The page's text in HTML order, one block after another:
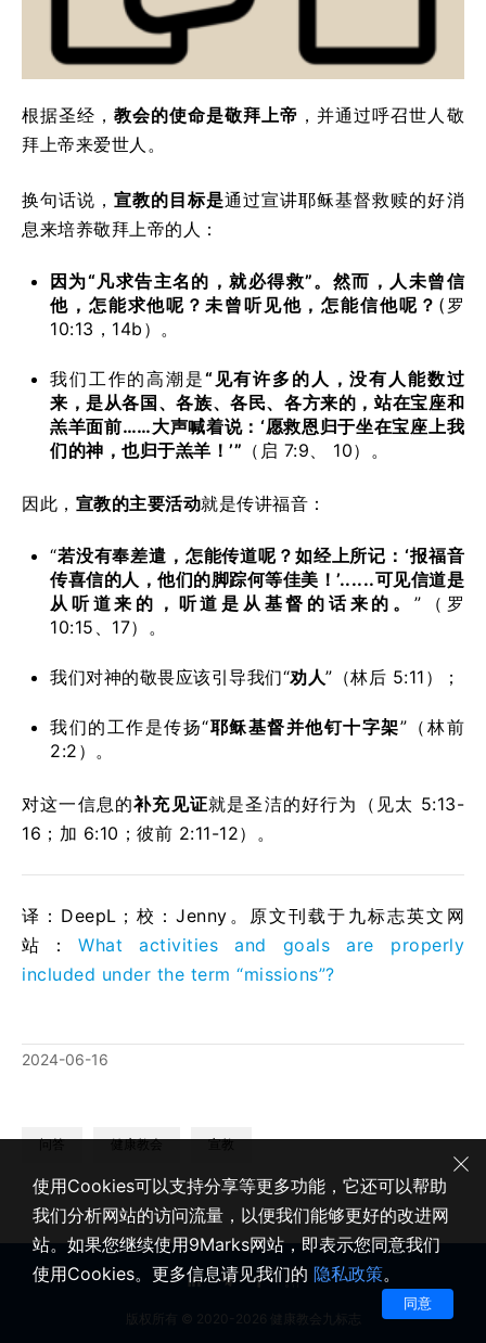
根据圣经，教会的使命是敬拜上帝 ，并通过呼召世人敬
拜上帝来爱世人。
换句话说，宣教的目标是通过宣讲耶稣基督救赎的好消
息来培养敬拜上帝的人：
因为“凡求告主名的，就必得救”。然而，人未曾信
他，怎能求他呢？未曾听见他，怎能信他呢？ (罗
10:13，14b）。
我们工作的高潮是“见有许多的人，没有人能数过
来，是从各国、各族、各民、各方来的，站在宝座和
羔羊面前……大声喊着说：‘愿救恩归于坐在宝座上我
们的神，也归于羔羊！’” （启 7:9、 10）。
因此， 宣教的主要活动就是传讲福音：
“若没有奉差遣，怎能传道呢？如经上所记：‘报福音
传喜信的人，他们的脚踪何等佳美！’......可见信道是
从听道来的，听道是从基督的话来的。 ”（罗
10:15、17）。
我们对神的敬畏应该引导我们“劝人”（林后 5:11）；
我们的工作是传扬“耶稣基督并他钉十字架”（林前
2:2）。
对这一信息的补充见证就是圣洁的好行为（见太 5:13-
16；加 6:10；彼前 2:11-12）。
译：DeepL；校：Jenny。原文刊载于九标志英文网
站：What activities and goals are properly
included under the term “missions”?
2024-06-16
问答 健康教会 宣教
版权所有 © 2020-2026 健康教会九标志
使用Cookies可以支持分享等更多功能，它还可以帮助
我们分析网站的访问流量，以便我们能够更好的改进网
站。如果您继续使用9Marks网站，即表示您同意我们
使用Cookies。更多信息请见我们的 隐私政策。
同意